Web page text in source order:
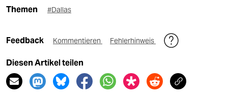
Themen #Dallas
Feedback Kommentieren Fehlerhinweis
Diesen Artikel teilen